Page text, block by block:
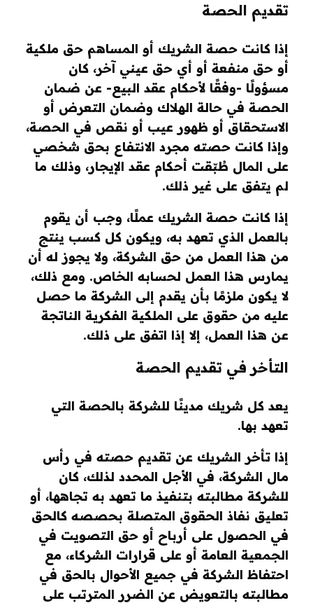
تقديم الحصة
إذا كانت حصة الشريك أو المساهم حق ملكية
أو حق منفعة أو أي حق عيني آخر، كان
مسؤولًا -وفقًا لأحكام عقد البيع- عن ضمان
الحصة في حالة الهلاك وضمان التعرض أو
الاستحقاق أو ظهور عيب أو نقص في الحصة،
وإذا كانت حصته مجرد الانتفاع بحق شخصي
على المال طُبّقت أحكام عقد الإيجار، وذلك ما
لم يتفق على غير ذلك.
إذا كانت حصة الشريك عملًا، وجب أن يقوم
بالعمل الذي تعهد به، ويكون كل كسب ينتج
من هذا العمل من حق الشركة، ولا يجوز له أن
يمارس هذا العمل لحسابه الخاص. ومع ذلك،
لا يكون ملزمًا بأن يقدم إلى الشركة ما حصل
عليه من حقوق على الملكية الفكرية الناتجة
عن هذا العمل، إلا إذا اتفق على ذلك.
التأخر في تقديم الحصة
يعد كل شريك مدينًا للشركة بالحصة التي
تعهد بها.
إذا تأخر الشريك عن تقديم حصته في رأس
مال الشركة، في الأجل المحدد لذلك، كان
للشركة مطالبته بتنفيذ ما تعهد به تجاهها، أو
تعليق نفاذ الحقوق المتصلة بحصصه كالحق
في الحصول على أرباح أو حق التصويت في
الجمعية العامة أو على قرارات الشركاء، مع
احتفاظ الشركة في جميع الأحوال بالحق في
مطالبته بالتعويض عن الضرر المترتب على